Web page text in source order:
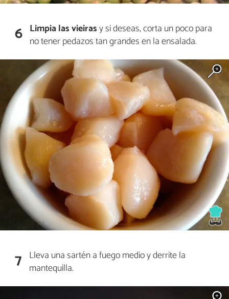
6 Limpia las vieirasy si deseas, corta un poco para
no tener pedazos tan grandes en la ensalada.
7 Lleva una sartén a fuego medio y derrite la
mantequilla.